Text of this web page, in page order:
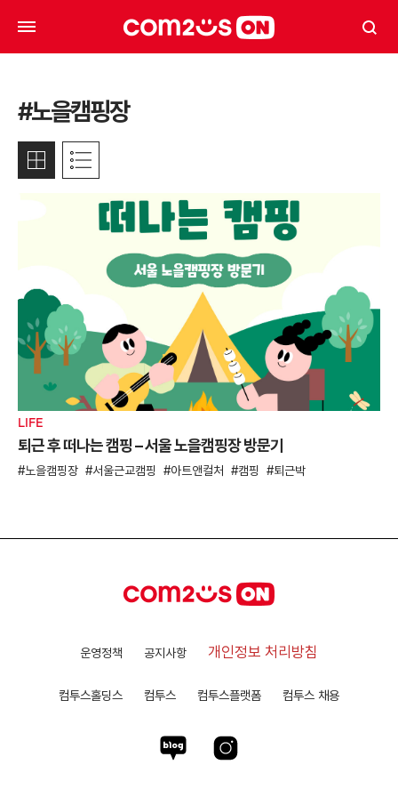
#노을캠핑장
LIFE
퇴근 후 떠나는 캠핑 – 서울 노을캠핑장 방문기
노을캠핑장 서울근교캠핑 아트앤컬처 캠핑 퇴근박
운영정책 공지사항 개인정보 처리방침
컴투스홀딩스 컴투스 컴투스플랫폼 컴투스 채용